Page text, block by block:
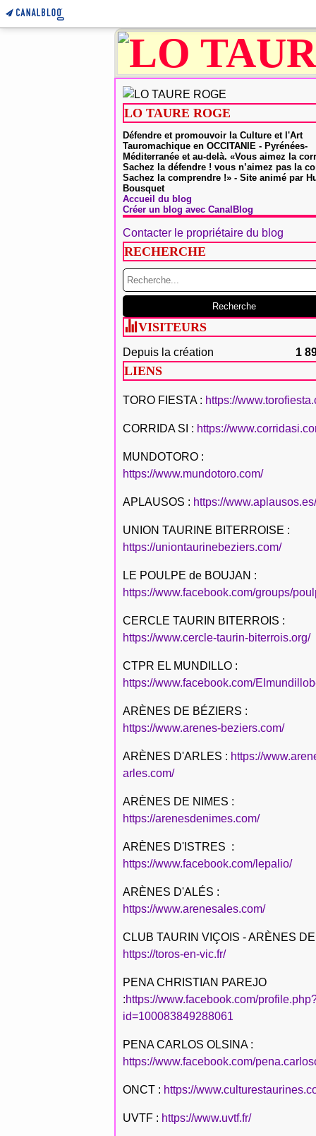
LO TAURE ROGE
Défendre et promouvoir la Culture et l'Art
Tauromachique en OCCITANIE - Pyrénées-
Méditerranée et au-delà. «Vous aimez la
Sachez la défendre ! vous n’aimez pas la
Sachez la comprendre !» - Site animé par
Bousquet
Accueil du blog
Créer un blog avec CanalBlog
Contacter le propriétaire du blog
RECHERCHE
VISITEURS
Depuis la création 1
LIENS
TORO FIESTA : https://
CORRIDA SI : https://
MUNDOTORO :
https://www.mundotoro.com/
APLAUSOS : https://www.aplausos.es/
UNION TAURINE BITERROISE :
https://uniontaurinebeziers.com/
LE POULPE de BOUJAN :
https://www.facebook.com/groups/
CERCLE TAURIN BITERROIS :
https://www.cercle-taurin-biterrois.org/
CTPR EL MUNDILLO :
https://www.facebook.com/
ARÈNES DE BÉZIERS :
https://www.arenes-beziers.com/
ARÈNES D'ARLES : https://
arles.com/
ARÈNES DE NIMES :
https://arenesdenimes.com/
ARÈNES D'ISTRES :
https://www.facebook.com/lepalio/
ARÈNES D'ALÉS :
https://www.arenesales.com/
CLUB TAURIN VIÇOIS - ARÈNES
https://toros-en-vic.fr/
PENA CHRISTIAN PAREJO
:https://www.facebook.com/
id=100083849288061
PENA CARLOS OLSINA :
https://www.facebook.com/
ONCT : https://
UVTF : https://www.uvtf.fr/